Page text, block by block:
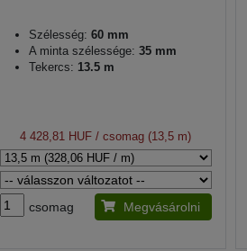
Szélesség: 60 mm
A minta szélessége: 35 mm
Tekercs: 13.5 m
4 428,81 HUF / csomag (13,5 m)
csomag Megvásárolni